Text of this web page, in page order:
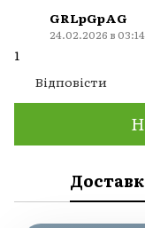
GRLpGpAG
24.02.2026 в 03:14
1
Відповісти